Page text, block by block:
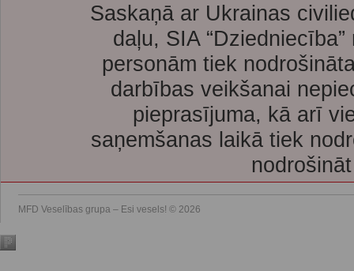
Saskaņā ar Ukrainas
daļu, SIA
personām tiek
darbības veikšanai
pieprasījuma, kā arī
saņemšanas laikā tiek
MFD Veselības grupa – Esi vesels! © 2026